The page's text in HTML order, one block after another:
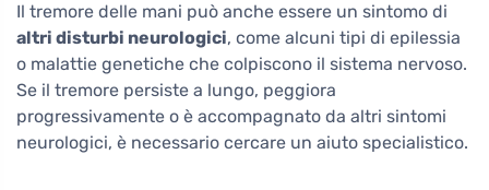
Il tremore delle mani può anche essere un sintomo di
altri disturbi neurologici, come alcuni tipi di epilessia
o malattie genetiche che colpiscono il sistema nervoso.
Se il tremore persiste a lungo, peggiora
progressivamente o è accompagnato da altri sintomi
neurologici, è necessario cercare un aiuto specialistico.